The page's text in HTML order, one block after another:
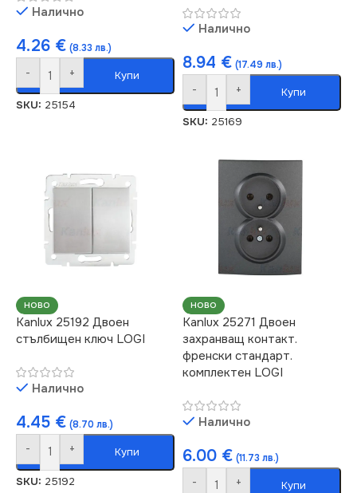
Налично
4.26 € (8.33 лв.)
- + Купи
SKU: 25154
Налично
8.94 € (17.49 лв.)
- + Купи
SKU: 25169
НОВО
Kanlux 25192 Двоен
стълбищен ключ LOGI
Налично
4.45 € (8.70 лв.)
- + Купи
SKU: 25192
НОВО
Kanlux 25271 Двоен
захранващ контакт.
френски стандарт.
комплектен LOGI
Налично
6.00 € (11.73 лв.)
- + Купи